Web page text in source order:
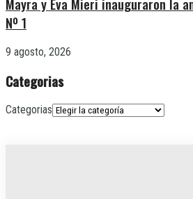
Mayra y Eva Mieri inauguraron la
Nº 1
9 agosto, 2026
Categorias
Categorias